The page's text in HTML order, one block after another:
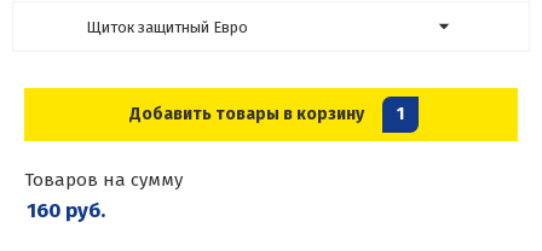
Щиток защитный Евро
Добавить товары в корзину 1
Товаров на сумму
160 руб.